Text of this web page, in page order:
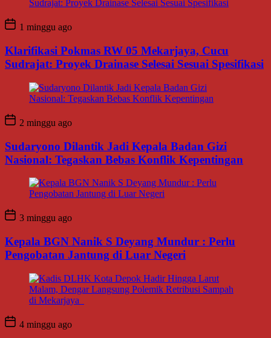
1 minggu ago
Klarifikasi Pokmas RW 05 Mekarjaya, Cucu
Sudrajat: Proyek Drainase Selesai Sesuai Spesifikasi
2 minggu ago
Sudaryono Dilantik Jadi Kepala Badan Gizi
Nasional: Tegaskan Bebas Konflik Kepentingan
3 minggu ago
Kepala BGN Nanik S Deyang Mundur : Perlu
Pengobatan Jantung di Luar Negeri
4 minggu ago